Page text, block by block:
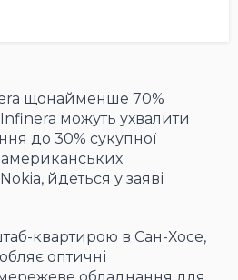
щонайменше 70%
можуть ухвалити
до 30% сукупної
йдеться у заяві
квартирою в Сан-Хосе,
оптичні